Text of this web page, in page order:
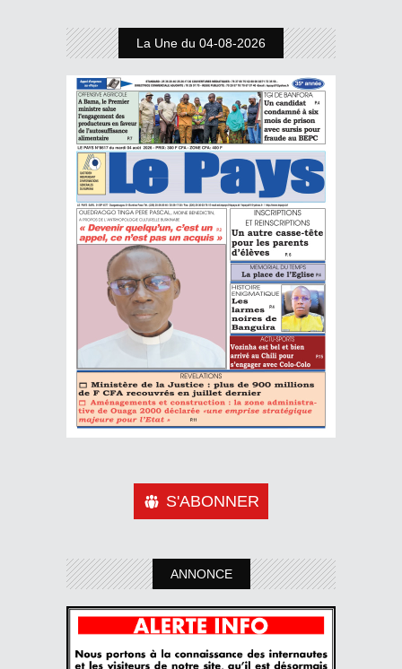
La Une du 04-08-2026
S'ABONNER
ANNONCE